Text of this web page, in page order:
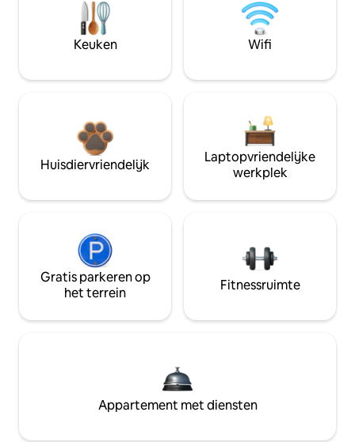
Keuken Wifi
Huisdiervriendelijk
Laptopvriendelijke
werkplek
Gratis parkeren op
het terrein
Fitnessruimte
Appartement met diensten